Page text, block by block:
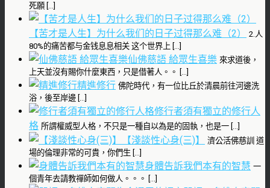
死願 […]
【苦才是人生】为什么我们的日子过得那么难（2）
2.人
80%的痛苦都与金钱息息相关 这个世界上 […]
仙佛慈語 給眾生喜樂 來求道後，
上天並沒有賜你什麼東西，只是借著人。。 […]
精進修行 佛陀時代，有一位比丘於清晨前往河邊洗
浴，後至岸邊 […]
修行者須有獨立的修行人
格 所謂權威型人格，不只是一種自以為是的固執，也是一 […]
【淺談性心身(三)】
濟公活佛慈訓 道
場的倫理非常的可貴，你們生 […]
身體告訴我們本有的智慧 一
個青年去請教禪師如何做人。。。 […]